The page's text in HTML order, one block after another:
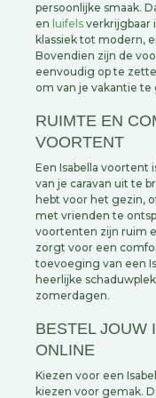
persoonlijke smaak.
en luifels verkrijgbaar
klassiek tot modern,
Bovendien zijn de
eenvoudig op te
om van je vakantie
RUIMTE EN
VOORTENT
Een Isabella voortent
van je caravan uit te
hebt voor het gezin,
met vrienden te
voortenten zijn ruim
zorgt voor een
toevoeging van een
heerlijke
zomerdagen.
BESTEL JOUW
ONLINE
Kiezen voor een
kiezen voor gemak.